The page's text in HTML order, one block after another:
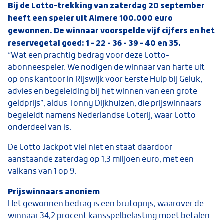
Bij de Lotto-trekking van zaterdag 20 september
heeft een speler uit Almere 100.000 euro
gewonnen. De winnaar voorspelde vijf cijfers en het
reservegetal goed: 1 - 22 - 36 - 39 - 40 en 35.
“Wat een prachtig bedrag voor deze Lotto-
abonneespeler. We nodigen de winnaar van harte uit
op ons kantoor in Rijswijk voor Eerste Hulp bij Geluk;
advies en begeleiding bij het winnen van een grote
geldprijs”, aldus Tonny Dijkhuizen, die prijswinnaars
begeleidt namens Nederlandse Loterij, waar Lotto
onderdeel van is.
De Lotto Jackpot viel niet en staat daardoor
aanstaande zaterdag op 1,3 miljoen euro, met een
valkans van 1 op 9.
Prijswinnaars anoniem
Het gewonnen bedrag is een brutoprijs, waarover de
winnaar 34,2 procent kansspelbelasting moet betalen.